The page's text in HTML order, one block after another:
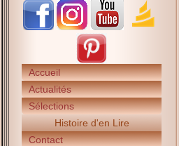
Accueil
Actualités
Sélections
Histoire d'en Lire
Contact